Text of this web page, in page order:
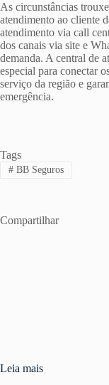
As circunstâncias
atendimento ao cliente
atendimento via call
dos canais via site e
demanda. A central de
especial para conectar
serviço da região e
emergência.
Tags
#BB Seguros
Compartilhar
Leia mais